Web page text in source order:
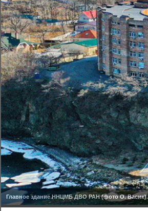
Главное здание ННЦМБ ДВО РАН (фото О. Васик).